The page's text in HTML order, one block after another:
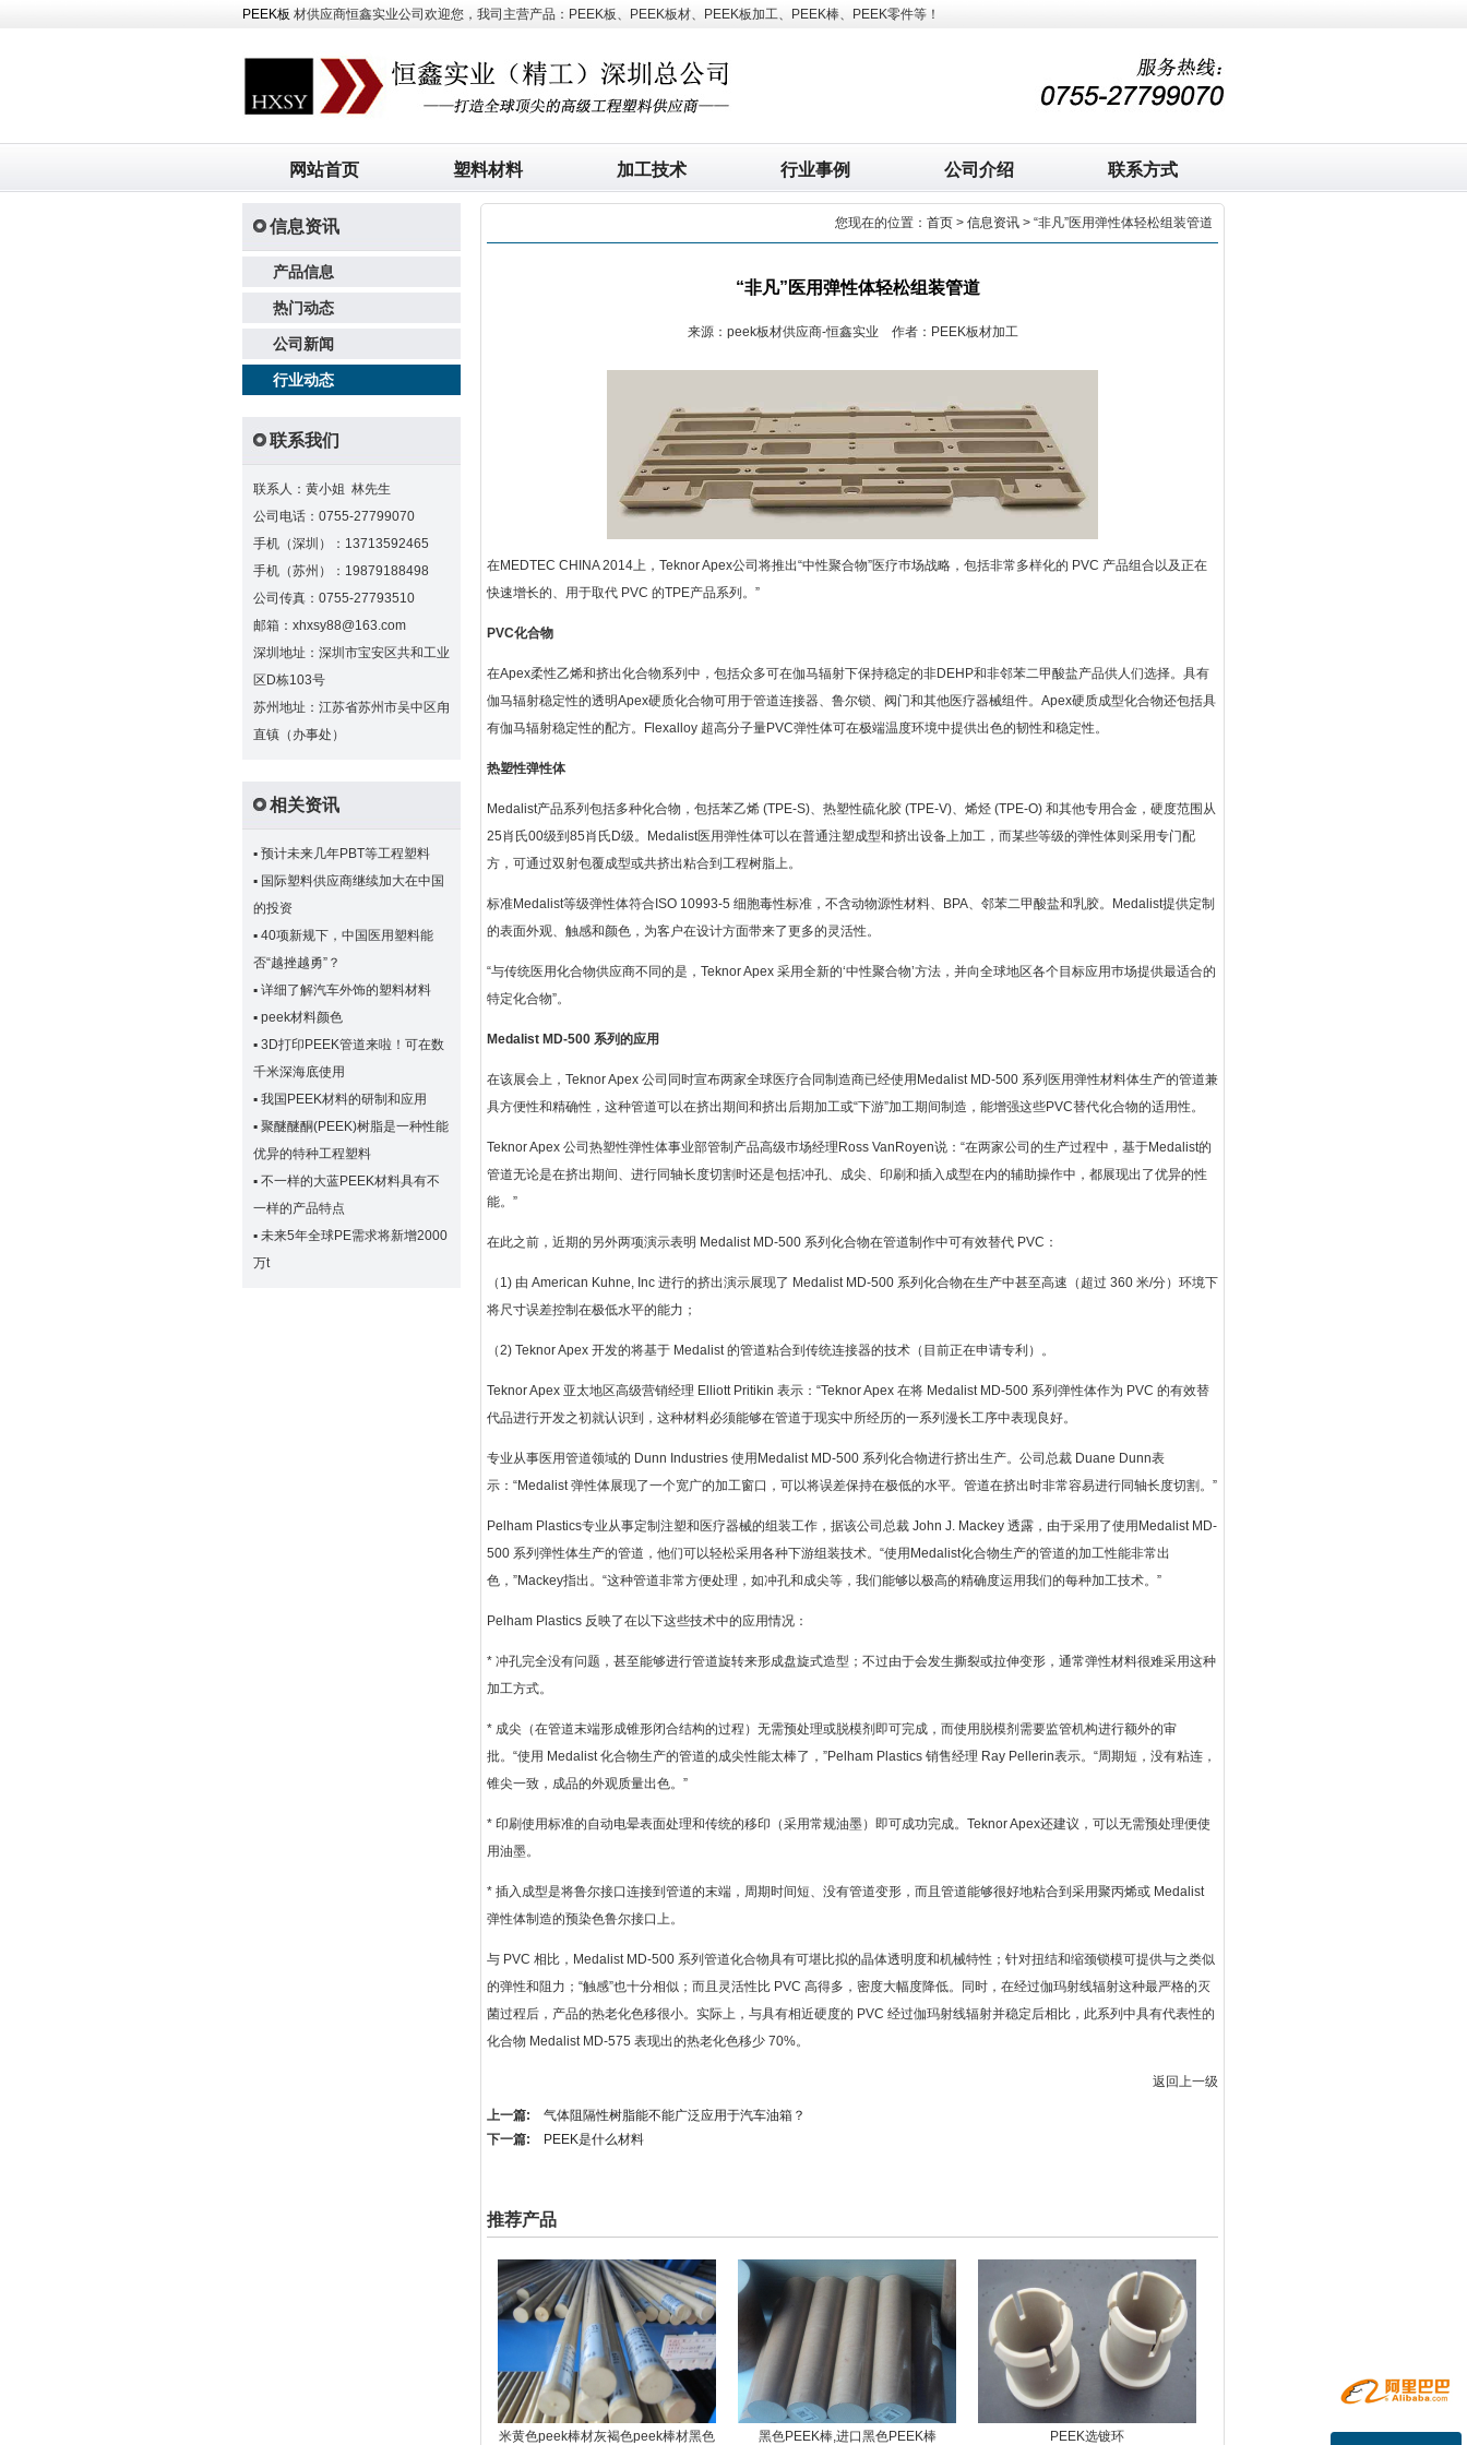
PEEK板 材供应商恒鑫实业公司欢迎您，我司主营产品：PEEK板、PEEK板材、PEEK板加工、PEEK棒、PEEK零件等！
网站首页 塑料材料 加工技术 行业事例 公司介绍 联系方式
信息资讯
产品信息
热门动态
公司新闻
行业动态
联系我们
联系人：黄小姐 林先生
公司电话：0755-27799070
手机（深圳）：13713592465
手机（苏州）：19879188498
公司传真：0755-27793510
邮箱：xhxsy88@163.com
深圳地址：深圳市宝安区共和工业
区D栋103号
苏州地址：江苏省苏州市吴中区甪
直镇（办事处）
相关资讯
▪ 预计未来几年PBT等工程塑料
▪ 国际塑料供应商继续加大在中国
的投资
▪ 40项新规下，中国医用塑料能
否“越挫越勇”？
▪ 详细了解汽车外饰的塑料材料
▪ peek材料颜色
▪ 3D打印PEEK管道来啦！可在数
千米深海底使用
▪ 我国PEEK材料的研制和应用
▪ 聚醚醚酮(PEEK)树脂是一种性能
优异的特种工程塑料
▪ 不一样的大蓝PEEK材料具有不
一样的产品特点
▪ 未来5年全球PE需求将新增2000
万t
您现在的位置： 首页 > 信息资讯 > “非凡”医用弹性体轻松组装管道
“非凡”医用弹性体轻松组装管道
来源：peek板材供应商-恒鑫实业 作者：PEEK板材加工
在MEDTEC CHINA 2014上，Teknor Apex公司将推出“中性聚合物”医疗巿场战略，包括非常多样化的 PVC 产品组合以及正在
快速增长的、用于取代 PVC 的TPE产品系列。”
PVC化合物
在Apex柔性乙烯和挤出化合物系列中，包括众多可在伽马辐射下保持稳定的非DEHP和非邻苯二甲酸盐产品供人们选择。具有
伽马辐射稳定性的透明Apex硬质化合物可用于管道连接器、鲁尔锁、阀门和其他医疗器械组件。Apex硬质成型化合物还包括具
有伽马辐射稳定性的配方。Flexalloy 超高分子量PVC弹性体可在极端温度环境中提供出色的韧性和稳定性。
热塑性弹性体
Medalist产品系列包括多种化合物，包括苯乙烯 (TPE-S)、热塑性硫化胶 (TPE-V)、烯烃 (TPE-O) 和其他专用合金，硬度范围从
25肖氏00级到85肖氏D级。Medalist医用弹性体可以在普通注塑成型和挤出设备上加工，而某些等级的弹性体则采用专门配
方，可通过双射包覆成型或共挤出粘合到工程树脂上。
标准Medalist等级弹性体符合ISO 10993-5 细胞毒性标准，不含动物源性材料、BPA、邻苯二甲酸盐和乳胶。Medalist提供定制
的表面外观、触感和颜色，为客户在设计方面带来了更多的灵活性。
“与传统医用化合物供应商不同的是，Teknor Apex 采用全新的‘中性聚合物’方法，并向全球地区各个目标应用巿场提供最适合的
特定化合物”。
Medalist MD-500 系列的应用
在该展会上，Teknor Apex 公司同时宣布两家全球医疗合同制造商已经使用Medalist MD-500 系列医用弹性材料体生产的管道兼
具方便性和精确性，这种管道可以在挤出期间和挤出后期加工或“下游”加工期间制造，能增强这些PVC替代化合物的适用性。
Teknor Apex 公司热塑性弹性体事业部管制产品高级巿场经理Ross VanRoyen说：“在两家公司的生产过程中，基于Medalist的
管道无论是在挤出期间、进行同轴长度切割时还是包括冲孔、成尖、印刷和插入成型在内的辅助操作中，都展现出了优异的性
能。”
在此之前，近期的另外两项演示表明 Medalist MD-500 系列化合物在管道制作中可有效替代 PVC：
（1) 由 American Kuhne, Inc 进行的挤出演示展现了 Medalist MD-500 系列化合物在生产中甚至高速（超过 360 米/分）环境下
将尺寸误差控制在极低水平的能力；
（2) Teknor Apex 开发的将基于 Medalist 的管道粘合到传统连接器的技术（目前正在申请专利）。
Teknor Apex 亚太地区高级营销经理 Elliott Pritikin 表示：“Teknor Apex 在将 Medalist MD-500 系列弹性体作为 PVC 的有效替
代品进行开发之初就认识到，这种材料必须能够在管道于现实中所经历的一系列漫长工序中表现良好。
专业从事医用管道领域的 Dunn Industries 使用Medalist MD-500 系列化合物进行挤出生产。公司总裁 Duane Dunn表
示：“Medalist 弹性体展现了一个宽广的加工窗口，可以将误差保持在极低的水平。管道在挤出时非常容易进行同轴长度切割。”
Pelham Plastics专业从事定制注塑和医疗器械的组装工作，据该公司总裁 John J. Mackey 透露，由于采用了使用Medalist MD-
500 系列弹性体生产的管道，他们可以轻松采用各种下游组装技术。“使用Medalist化合物生产的管道的加工性能非常出
色，”Mackey指出。“这种管道非常方便处理，如冲孔和成尖等，我们能够以极高的精确度运用我们的每种加工技术。”
Pelham Plastics 反映了在以下这些技术中的应用情况：
* 冲孔完全没有问题，甚至能够进行管道旋转来形成盘旋式造型；不过由于会发生撕裂或拉伸变形，通常弹性材料很难采用这种
加工方式。
* 成尖（在管道末端形成锥形闭合结构的过程）无需预处理或脱模剂即可完成，而使用脱模剂需要监管机构进行额外的审
批。“使用 Medalist 化合物生产的管道的成尖性能太棒了，”Pelham Plastics 销售经理 Ray Pellerin表示。“周期短，没有粘连，
锥尖一致，成品的外观质量出色。”
* 印刷使用标准的自动电晕表面处理和传统的移印（采用常规油墨）即可成功完成。Teknor Apex还建议，可以无需预处理便使
用油墨。
* 插入成型是将鲁尔接口连接到管道的末端，周期时间短、没有管道变形，而且管道能够很好地粘合到采用聚丙烯或 Medalist
弹性体制造的预染色鲁尔接口上。
与 PVC 相比，Medalist MD-500 系列管道化合物具有可堪比拟的晶体透明度和机械特性；针对扭结和缩颈锁模可提供与之类似
的弹性和阻力；“触感”也十分相似；而且灵活性比 PVC 高得多，密度大幅度降低。同时，在经过伽玛射线辐射这种最严格的灭
菌过程后，产品的热老化色移很小。实际上，与具有相近硬度的 PVC 经过伽玛射线辐射并稳定后相比，此系列中具有代表性的
化合物 Medalist MD-575 表现出的热老化色移少 70%。
返回上一级
上一篇: 气体阻隔性树脂能不能广泛应用于汽车油箱？
下一篇: PEEK是什么材料
推荐产品
米黄色peek棒材灰褐色peek棒材黑色 黑色PEEK棒,进口黑色PEEK棒 PEEK选镀环